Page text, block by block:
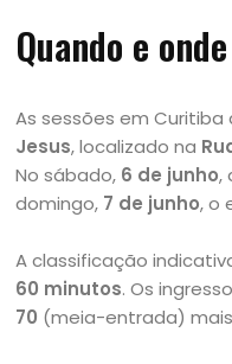
Quando e
As sessões em
Jesus, localizado na
No sábado, 6 de junho,
domingo, 7 de junho, o
A classificação
60 minutos. Os
70 (meia-entrada)